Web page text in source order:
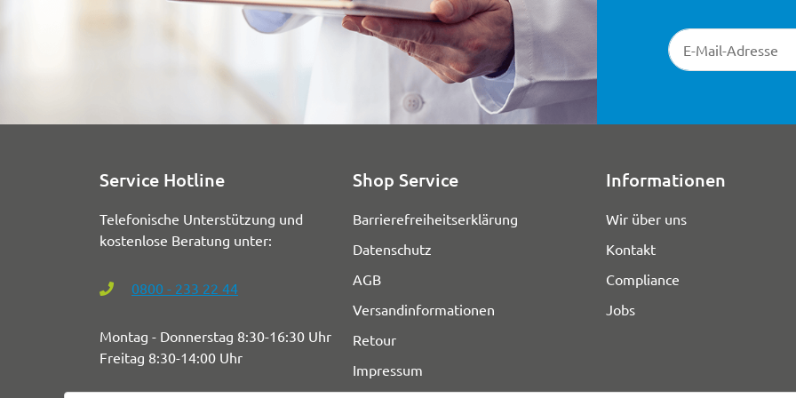
Newsletter-
Service Hotline
Telefonische Unterstützung und
kostenlose Beratung unter:
0800 - 233 22 44
Montag - Donnerstag 8:30-16:30 Uhr
Freitag 8:30-14:00 Uhr
Shop Service
Barrierefreiheitserklärung
Datenschutz
AGB
Versandinformationen
Retour
Impressum
Informationen
Wir über uns
Kontakt
Compliance
Jobs